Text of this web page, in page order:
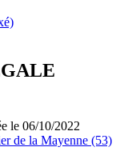
le 06/10/2022
de la Mayenne (53)